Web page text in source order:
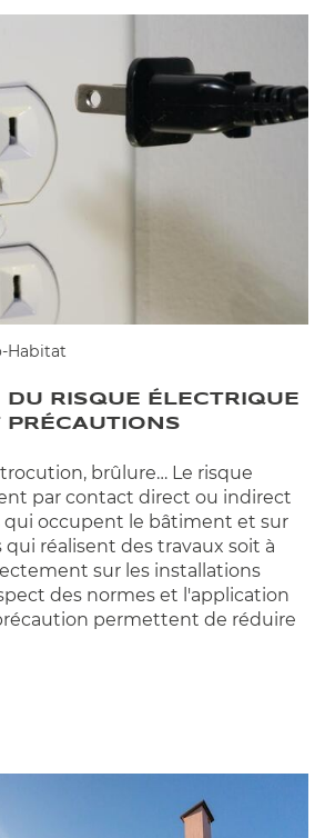
Habitat
DU RISQUE ÉLECTRIQUE
PRÉCAUTIONS
brûlure… Le risque
par contact direct ou indirect
qui occupent le bâtiment et sur
qui réalisent des travaux soit à
sur les installations
des normes et l'application
permettent de réduire